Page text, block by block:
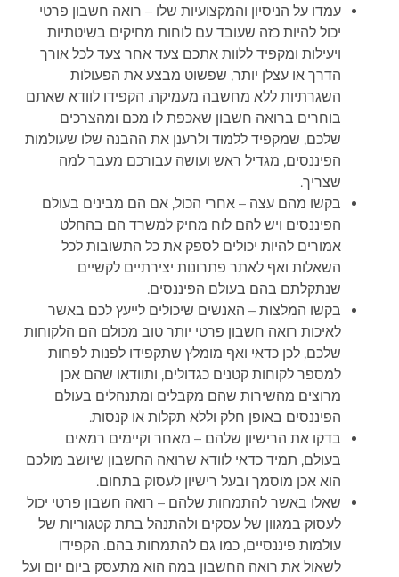
עמדו על הניסיון והמקצועיות שלו – רואה חשבון פרטי
יכול להיות כזה שעובד עם לוחות מחיקים בשיטתיות
ויעילות ומקפיד ללוות אתכם צעד אחר צעד לכל אורך
הדרך או עצלן יותר, שפשוט מבצע את הפעולות
השגרתיות ללא מחשבה מעמיקה. הקפידו לוודא שאתם
בוחרים ברואה חשבון שאכפת לו מכם ומהצרכים
שלכם, שמקפיד ללמוד ולרענן את ההבנה שלו שעולמות
הפיננסים, מגדיל ראש ועושה עבורכם מעבר למה
שצריך.
בקשו מהם עצה – אחרי הכול, אם הם מבינים בעולם
הפיננסים ויש להם לוח מחיק למשרד הם בהחלט
אמורים להיות יכולים לספק את כל התשובות לכל
השאלות ואף לאתר פתרונות יצירתיים לקשיים
שנתקלתם בהם בעולם הפיננסים.
בקשו המלצות – האנשים שיכולים לייעץ לכם באשר
לאיכות רואה חשבון פרטי יותר טוב מכולם הם הלקוחות
שלכם, לכן כדאי ואף מומלץ שתקפידו לפנות לפחות
למספר לקוחות קטנים כגדולים, ותוודאו שהם אכן
מרוצים מהשירות שהם מקבלים ומתנהלים בעולם
הפיננסים באופן חלק וללא תקלות או קנסות.
בדקו את הרישיון שלהם – מאחר וקיימים רמאים
בעולם, תמיד כדאי לוודא שרואה החשבון שיושב מולכם
הוא אכן מוסמך ובעל רישיון לעסוק בתחום.
שאלו באשר להתמחות שלהם – רואה חשבון פרטי יכול
לעסוק במגוון של עסקים ולהתנהל בתת קטגוריות של
עולמות פיננסיים, כמו גם להתמחות בהם. הקפידו
לשאול את רואה החשבון במה הוא מתעסק ביום יום ועל